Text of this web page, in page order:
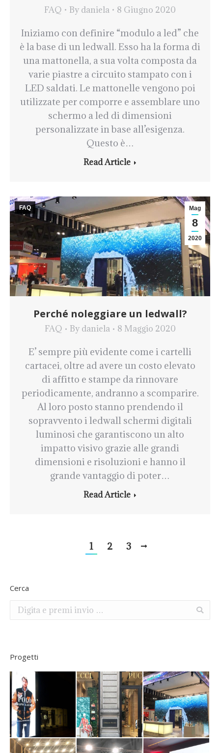
FAQ Bydaniela 8 Giugno 2020
Iniziamo con definire “modulo a led” che
è la base di un ledwall. Esso ha la forma di
una mattonella, a sua volta composta da
varie piastre a circuito stampato con i
LED saldati. Le mattonelle vengono poi
utilizzate per comporre e assemblare uno
schermo a led di dimensioni
personalizzate in base all’esigenza.
Questo è…
Read Article
Perché noleggiare un ledwall?
FAQ Bydaniela 8 Maggio 2020
Mag
8
2020
FAQ
E’ sempre più evidente come i cartelli
cartacei, oltre ad avere un costo elevato
di affitto e stampe da rinnovare
periodicamente, andranno a scomparire.
Al loro posto stanno prendendo il
sopravvento i ledwall schermi digitali
luminosi che garantiscono un alto
impatto visivo grazie alle grandi
dimensioni e risoluzioni e hanno il
grande vantaggio di poter…
Read Article
1 2 3
Cerca
Search:
Progetti